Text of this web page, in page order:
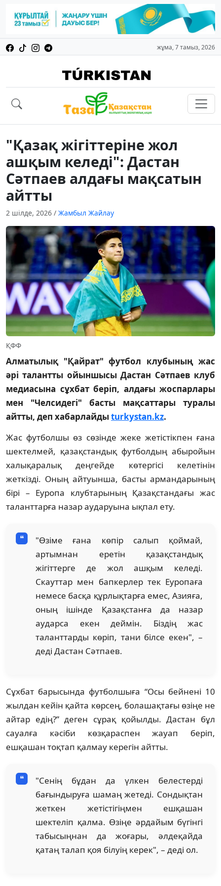
жұма, 7 тамыз, 2026
"Қазақ жігіттеріне жол
ашқым келеді": Дастан
Сәтпаев алдағы мақсатын
айтты
2 шілде, 2026 / Жамбыл Жайлау
ҚФФ
Алматылық "Қайрат" футбол клубының жас
әрі талантты ойыншысы Дастан Сәтпаев клуб
медиасына сұхбат беріп, алдағы жоспарлары
мен "Челсидегі" басты мақсаттары туралы
айтты, деп хабарлайдыturkystan.kz.
Жас футболшы өз сөзінде жеке жетістікпен ғана
шектелмей, қазақстандық футболдың абыройын
халықаралық деңгейде көтергісі келетінін
жеткізді. Оның айтуынша, басты армандарының
бірі – Еуропа клубтарының Қазақстандағы жас
таланттарға назар аударуына ықпал ету.
"Өзіме ғана көпір салып қоймай,
артымнан еретін қазақстандық
жігіттерге де жол ашқым келеді.
Скауттар мен бапкерлер тек Еуропаға
немесе басқа құрлықтарға емес, Азияға,
оның ішінде Қазақстанға да назар
аударса екен деймін. Біздің жас
таланттарды көріп, тани білсе екен", –
деді Дастан Сәтпаев.
Сұхбат барысында футболшыға “Осы бейнені 10
жылдан кейін қайта көрсең, болашақтағы өзіңе не
айтар едің?” деген сұрақ қойылды. Дастан бұл
сауалға кәсіби көзқараспен жауап беріп,
ешқашан тоқтап қалмау керегін айтты.
"Сенің бұдан да үлкен белестерді
бағындыруға шамаң жетеді. Сондықтан
жеткен жетістігіңмен ешқашан
шектеліп қалма. Өзіңе әрдайым бүгінгі
табысыңнан да жоғары, әлдеқайда
қатаң талап қоя білуің керек", – деді ол.